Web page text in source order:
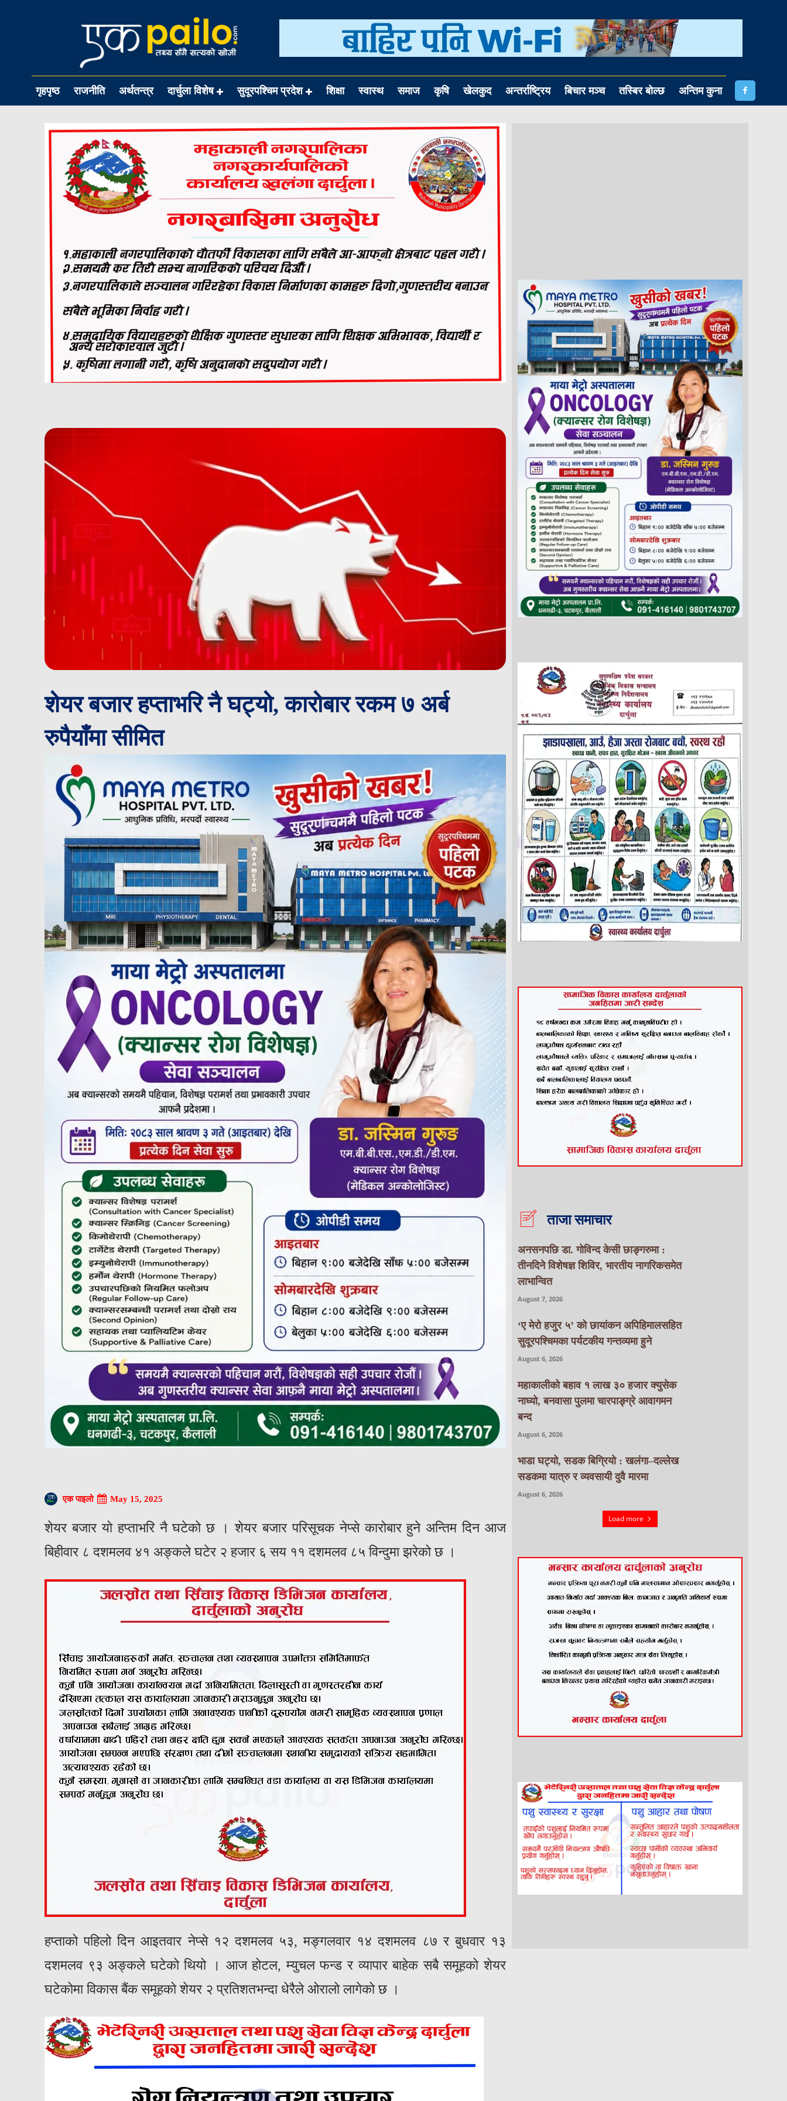
गृहपृष्ठ राजनीति अर्थतन्त्र दार्चुला विशेष सुदूरपश्चिम प्रदेश शिक्षा स्वास्थ समाज कृषि खेलकुद अन्तर्राष्ट्रिय बिचार मञ्च तस्बिर बोल्छ अन्तिम कुना
शेयर बजार हप्ताभरि नै घट्यो, कारोबार रकम ७ अर्ब
रुपैयाँमा सीमित
एक पाइलो May 15, 2025
शेयर बजार यो हप्ताभरि नै घटेको छ । शेयर बजार परिसूचक नेप्से कारोबार हुने अन्तिम दिन आज
बिहीवार ८ दशमलव ४१ अङ्कले घटेर २ हजार ६ सय ११ दशमलव ८५ विन्दुमा झरेको छ ।
हप्ताको पहिलो दिन आइतवार नेप्से १२ दशमलव ५३, मङ्गलवार १४ दशमलव ८७ र बुधवार १३
दशमलव ९३ अङ्कले घटेको थियो । आज होटल, म्युचल फन्ड र व्यापार बाहेक सबै समूहको शेयर
घटेकोमा विकास बैंक समूहको शेयर २ प्रतिशतभन्दा धेरैले ओरालो लागेको छ ।
ताजा समाचार
अनसनपछि डा. गोविन्द केसी छाङ्गरुमा :
तीनदिने विशेषज्ञ शिविर, भारतीय नागरिकसमेत
लाभान्वित
August 7, 2026
‘ए मेरो हजुर ५’ को छायांकन अपिहिमालसहित
सुदूरपश्चिमका पर्यटकीय गन्तव्यमा हुने
August 6, 2026
महाकालीको बहाव १ लाख ३० हजार क्युसेक
नाघ्यो, बनवासा पुलमा चारपाङ्ग्रे आवागमन
बन्द
August 6, 2026
भाडा घट्यो, सडक बिग्रियो : खलंगा–दल्लेख
सडकमा यात्रु र व्यवसायी दुवै मारमा
August 6, 2026
Load more